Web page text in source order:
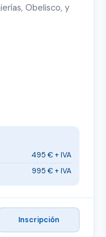
Obelisco, y
495 € + IVA
995 € + IVA
Inscripción